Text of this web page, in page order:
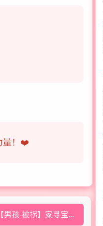
量！❤️
男孩-被拐】家寻宝...